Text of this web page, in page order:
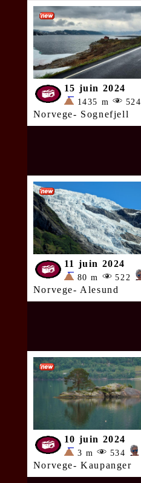
15 juin 2024
1435 m 524
Norvege- Sognefjell
11 juin 2024
80 m 522
Norvege- Alesund
10 juin 2024
3 m 534
Norvege- Kaupanger